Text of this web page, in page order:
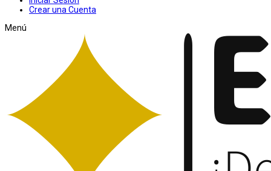
Crear una Cuenta
Menú